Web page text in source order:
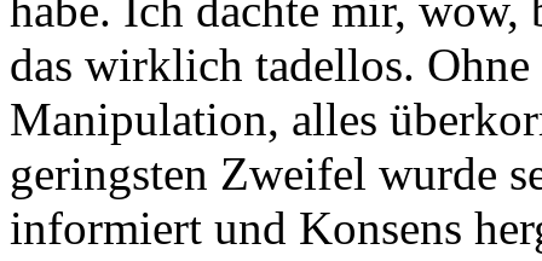
das wirklich tadellos.
Manipulation, alles
geringsten Zweifel wurde
informiert und Konsens